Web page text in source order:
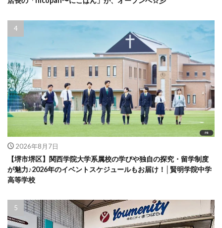
2026年8月7日
【堺市堺区】関西学院大学系属校の学びや独自の探究・留学制度
が魅力♪2026年のイベントスケジュールもお届け！│賢明学院中学
高等学校